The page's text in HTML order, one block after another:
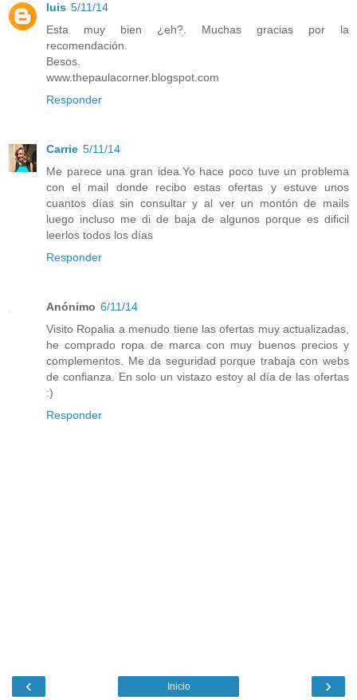
luis 5/11/14
Esta muy bien ¿eh?. Muchas gracias por la
recomendación.
Besos.
www.thepaulacorner.blogspot.com
Responder
Carrie 5/11/14
Me parece una gran idea.Yo hace poco tuve un problema
con el mail donde recibo estas ofertas y estuve unos
cuantos días sin consultar y al ver un montón de mails
luego incluso me di de baja de algunos porque es dificil
leerlos todos los días
Responder
Anónimo 6/11/14
Visito Ropalia a menudo tiene las ofertas muy actualizadas,
he comprado ropa de marca con muy buenos precios y
complementos. Me da seguridad porque trabaja con webs
de confianza. En solo un vistazo estoy al día de las ofertas
:)
Responder
‹ ›
Inicio